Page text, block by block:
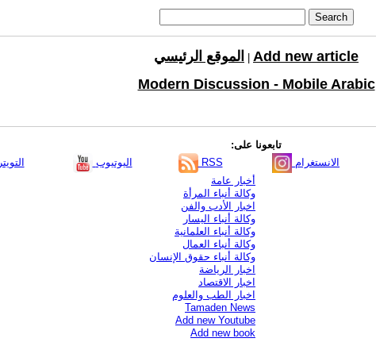
الموقع الرئيسي
Add new article
Modern Discussion - Mobile Arabic
تابعونا على:
التويتر اليوتيوب RSS الانستغرام
أخبار عامة
وكالة أنباء المرأة
اخبار الأدب والفن
وكالة أنباء اليسار
وكالة أنباء العلمانية
وكالة أنباء العمال
وكالة أنباء حقوق الإنسان
اخبار الرياضة
اخبار الاقتصاد
اخبار الطب والعلوم
Tamaden News
Add new Youtube
Add new book